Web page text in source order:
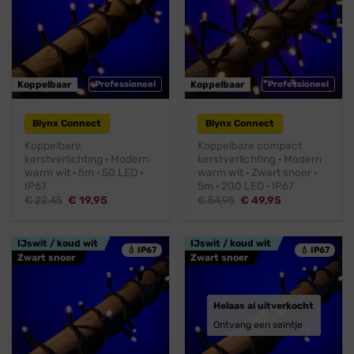
Professioneel
Koppelbaar
Blynx Connect
Koppelbare
kerstverlichting · Modern
warm wit · 5m · 50 LED ·
IP67
€22,45 Oorspronkelijke
€ 19,95
Professioneel
Koppelbaar
Blynx Connect
Koppelbare compact
kerstverlichting · Modern
warm wit · Zwart snoer ·
5m · 200 LED · IP67
€54,95 Oorspronkelijke
€ 49,95
💧 IP67
IJswit / koud wit
Zwart snoer
💧 IP67
IJswit / koud wit
Zwart snoer
Helaas al uitverkocht
Ontvang een seintje